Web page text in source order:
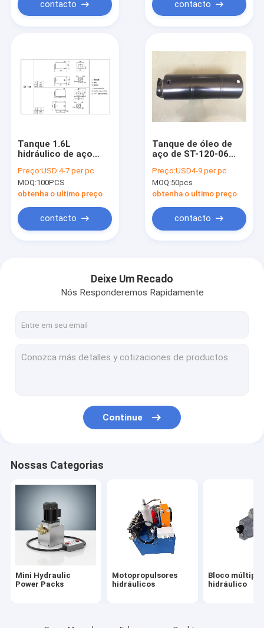
Produtos
Sobre nós
Excursão da fábrica
Notícia
Peça umas citações
Motopropulsores hidráulicos
válvula de controle hidráulica do fluxo
Tanques hidráulicos plásticos
Motor do Power Pack
Bombas hidráulicas
Únicos cilindros hidráulicos ativos
contacto contacto
Tanque 1.6L
hidráulico de aço
OEM
Preço:USD 4-7 per pc
MOQ:100PCS
obtenha o ultimo preço
contacto
Tanque de óleo de
aço de ST-120-06
Pack
Preço:USD4-9 per pc
MOQ:50pcs
obtenha o ultimo preço
contacto
Deixe Um Recado
Nós Responderemos Rapidamente
Continue
Nossas Categorias
Mini Hydraulic
Power Packs
Motopropulsores
hidráulicos
Bloco múltiplo
hidráulico